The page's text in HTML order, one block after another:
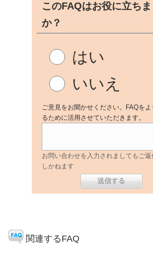
このFAQはお役に立ち
か？
はい
いいえ
ご意見をお聞かせください。FAQをよ
るために活用させていただきます。
お問い合わせを入力されましてもご返
しかねます
関連するFAQ